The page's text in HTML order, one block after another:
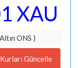
XAU
ONS )
Güncelle